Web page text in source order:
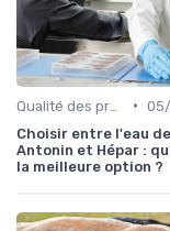
•
Choisir entre l'eau
Antonin et Hépar :
la meilleure option ?